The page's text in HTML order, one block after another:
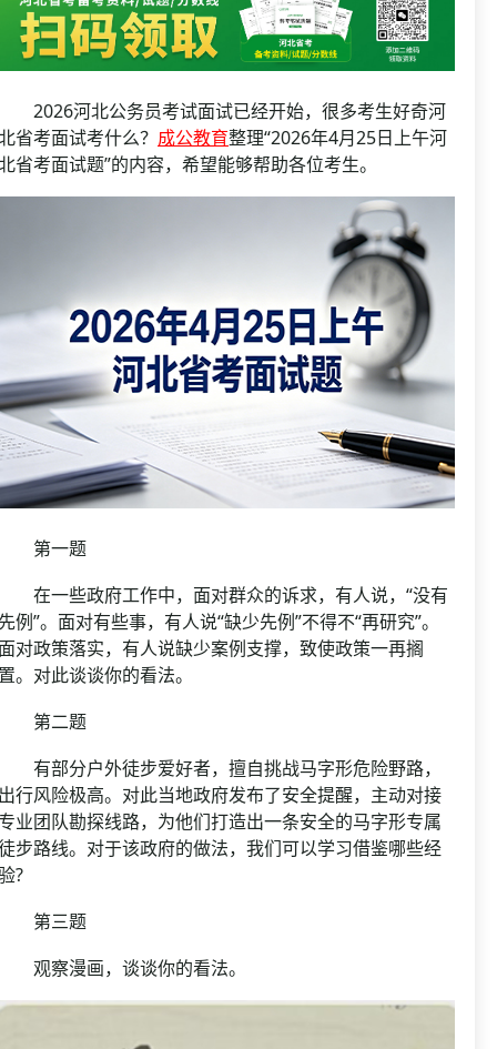
资格复审
面试补录
公务员课程
国企/银行考试
河北公务员考试面试已经开始，很多考生好奇河
省考面试考什么？ 成公教育整理“2026年4月25日上午河
省考面试题”的内容，希望能够帮助各位考生。
一题
一些政府工作中，面对群众的诉求，有人说，“没有
例”。面对有些事，有人说“缺少先例”不得不“再研究”。
对政策落实，有人说缺少案例支撑，致使政策一再搁
。对此谈谈你的看法。
二题
部分户外徒步爱好者，擅自挑战马字形危险野路，
行风险极高。对此当地政府发布了安全提醒，主动对接
业团队勘探线路，为他们打造出一条安全的马字形专属
步路线。对于该政府的做法，我们可以学习借鉴哪些经
?
三题
察漫画，谈谈你的看法。